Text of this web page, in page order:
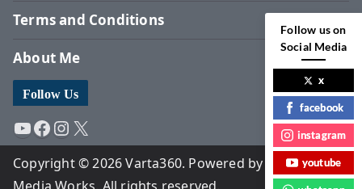
Terms and Conditions
About Me
Follow Us
YouTube
Facebook
Instagram
X
Copyright © 2026 Varta360. Powered by Surbhi
Follow us on
Social Media
x
facebook
instagram
youtube